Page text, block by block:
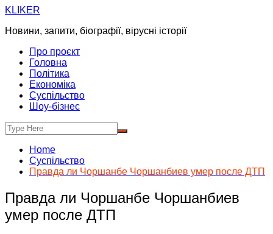
Skip
content
KLIKER
Новини, запити, біографії, вірусні історії
Про проєкт
Головна
Політика
Економіка
Суспільство
Шоу-бізнес
Home
Суспільство
Правда ли Чоршанбе Чоршанбиев умер после ДТП
Правда ли Чоршанбе Чоршанбиев
умер после ДТП